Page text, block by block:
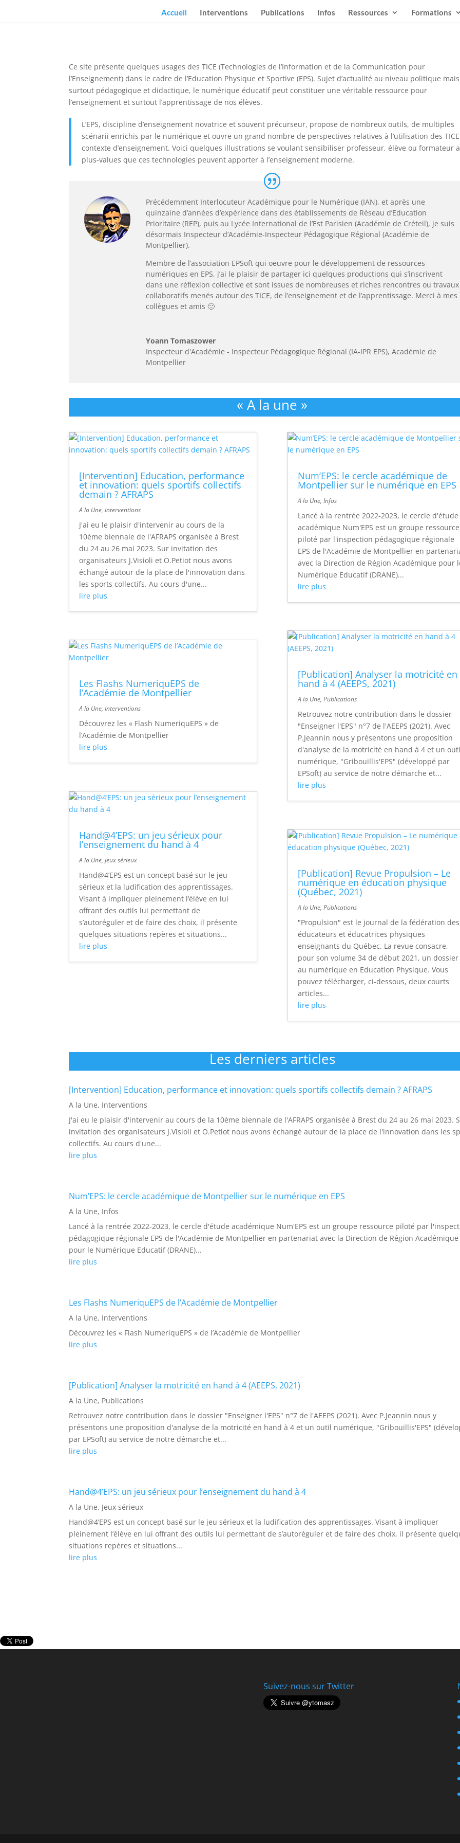
Accueil Interventions Publications Infos Ressources Formations
Ce site présente quelques usages des TICE (Technologies de l’Information et de la Communication pour
l’Enseignement) dans le cadre de l’Education Physique et Sportive (EPS). Sujet d’actualité au niveau politique mais
surtout pédagogique et didactique, le numérique éducatif peut constituer une véritable ressource pour
l’enseignement et surtout l’apprentissage de nos élèves.
L’EPS, discipline d’enseignement novatrice et souvent précurseur, propose de nombreux outils, de multiples
scénarii enrichis par le numérique et ouvre un grand nombre de perspectives relatives à l’utilisation des
contexte d’enseignement. Voici quelques illustrations se voulant sensibiliser professeur, élève ou formateur
plus-values que ces technologies peuvent apporter à l’enseignement moderne.
Précédemment Interlocuteur Académique pour le Numérique (IAN), et après une
quinzaine d’années d’expérience dans des établissements de Réseau d’Education
Prioritaire (REP), puis au Lycée International de l’Est Parisien (Académie de Créteil), je suis
désormais Inspecteur d’Académie-Inspecteur Pédagogique Régional (Académie de
Montpellier).
Membre de l’association EPSoft qui oeuvre pour le développement de ressources
numériques en EPS, j’ai le plaisir de partager ici quelques productions qui s’inscrivent
dans une réflexion collective et sont issues de nombreuses et riches rencontres ou travaux
collaboratifs menés autour des TICE, de l’enseignement et de l’apprentissage. Merci à mes
collègues et amis 🙂
Yoann Tomaszower
Inspecteur d'Académie - Inspecteur Pédagogique Régional (IA-IPR EPS), Académie de
Montpellier
« A la une »
[Intervention] Education, performance
et innovation: quels sportifs collectifs
demain ? AFRAPS
A la Une,Interventions
J'ai eu le plaisir d'intervenir au cours de la
10ème biennale de l'AFRAPS organisée à Brest
du 24 au 26 mai 2023. Sur invitation des
organisateurs J.Visioli et O.Petiot nous avons
échangé autour de la place de l'innovation dans
les sports collectifs. Au cours d'une...
lire plus
Les Flashs NumeriquEPS de
l’Académie de Montpellier
A la Une,Interventions
Découvrez les « Flash NumeriquEPS » de
l’Académie de Montpellier
lire plus
Hand@4’EPS: un jeu sérieux pour
l’enseignement du hand à 4
A la Une,Jeux sérieux
Hand@4’EPS est un concept basé sur le jeu
sérieux et la ludification des apprentissages.
Visant à impliquer pleinement l’élève en lui
offrant des outils lui permettant de
s’autoréguler et de faire des choix, il présente
quelques situations repères et situations...
lire plus
Num’EPS: le cercle académique de
Montpellier sur le numérique en EPS
A la Une, Infos
Lancé à la rentrée 2022-2023, le cercle d'étude
académique Num'EPS est un groupe ressource
piloté par l'inspection pédagogique régionale
EPS de l'Académie de Montpellier en
avec la Direction de Région Académique pour
Numérique Educatif (DRANE)...
lire plus
[Publication] Analyser la motricité en
hand à 4 (AEEPS, 2021)
A la Une, Publications
Retrouvez notre contribution dans le dossier
"Enseigner l'EPS" n°7 de l'AEEPS (2021). Avec
P.Jeannin nous y présentons une proposition
d'analyse de la motricité en hand à 4 et un
numérique, "Gribouillis'EPS" (développé par
EPSoft) au service de notre démarche et...
lire plus
[Publication] Revue Propulsion – Le
numérique en éducation physique
(Québec, 2021)
A la Une, Publications
"Propulsion" est le journal de la fédération des
éducateurs et éducatrices physiques
enseignants du Québec. La revue consacre,
pour son volume 34 de début 2021, un dossier
au numérique en Education Physique. Vous
pouvez télécharger, ci-dessous, deux courts
articles...
lire plus
Les derniers articles
[Intervention] Education, performance et innovation: quels sportifs collectifs demain ? AFRAPS
A la Une, Interventions
J'ai eu le plaisir d'intervenir au cours de la 10ème biennale de l'AFRAPS organisée à Brest du 24 au 26 mai 2023.
invitation des organisateurs J.Visioli et O.Petiot nous avons échangé autour de la place de l'innovation dans les
collectifs. Au cours d'une...
lire plus
Num’EPS: le cercle académique de Montpellier sur le numérique en EPS
A la Une, Infos
Lancé à la rentrée 2022-2023, le cercle d'étude académique Num'EPS est un groupe ressource piloté par
pédagogique régionale EPS de l'Académie de Montpellier en partenariat avec la Direction de Région Académique
pour le Numérique Educatif (DRANE)...
lire plus
Les Flashs NumeriquEPS de l’Académie de Montpellier
A la Une, Interventions
Découvrez les « Flash NumeriquEPS » de l’Académie de Montpellier
lire plus
[Publication] Analyser la motricité en hand à 4 (AEEPS, 2021)
A la Une, Publications
Retrouvez notre contribution dans le dossier "Enseigner l'EPS" n°7 de l'AEEPS (2021). Avec P.Jeannin nous y
présentons une proposition d'analyse de la motricité en hand à 4 et un outil numérique, "Gribouillis'EPS"
par EPSoft) au service de notre démarche et...
lire plus
Hand@4’EPS: un jeu sérieux pour l’enseignement du hand à 4
A la Une, Jeux sérieux
Hand@4’EPS est un concept basé sur le jeu sérieux et la ludification des apprentissages. Visant à impliquer
pleinement l’élève en lui offrant des outils lui permettant de s’autoréguler et de faire des choix, il présente
situations repères et situations...
lire plus
Suivez-nous sur Twitter